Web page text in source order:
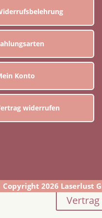
Konto
widerrufen
Copyright 2026 Laserlust